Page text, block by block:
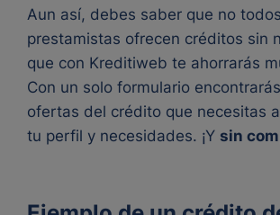
Aun así, debes saber que no
prestamistas ofrecen créditos sin
que con Kreditiweb te ahorrarás
Con un solo formulario
ofertas del crédito que necesitas
tu perfil y necesidades. ¡Y sin